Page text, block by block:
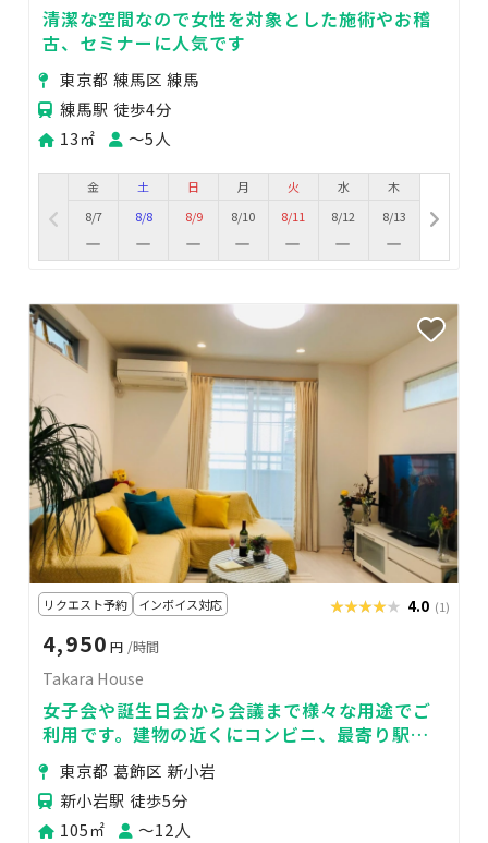
清潔な空間なので女性を対象とした施術やお稽
古、セミナーに人気です
東京都 練馬区 練馬
練馬駅 徒歩4分
13㎡
〜5人
金
8/7
土
8/8
日
8/9
月
8/10
火
8/11
水
8/12
木
8/13
リクエスト予約 インボイス対応 ★★★★★
★★★★★ 4.0 (1)
4,950 円 /時間
Takara House
女子会や誕生日会から会議まで様々な用途でご
利用です。建物の近くにコンビニ、最寄り駅前
にスーパーがあります。
東京都 葛飾区 新小岩
新小岩駅 徒歩5分
105㎡
〜12人